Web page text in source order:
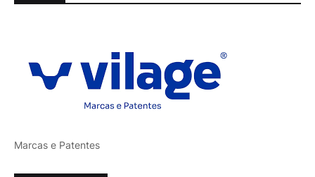
Marcas e Patentes